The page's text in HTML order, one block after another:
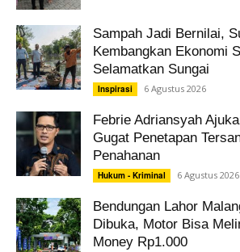
Sampah Jadi Bernilai,
Kembangkan Ekonomi
Selamatkan Sungai
Inspirasi 6 Agustus 2026
Febrie Adriansyah
Gugat Penetapan
Penahanan
Hukum - Kriminal 6 Agustus 2026
Bendungan Lahor
Dibuka, Motor Bisa
Money Rp1.000